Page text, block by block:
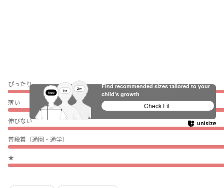
ぴったり
薄い
伸びない
普段着（通園・通学）
★
Find recommended sizes tailored to your
child's growth
Check Fit